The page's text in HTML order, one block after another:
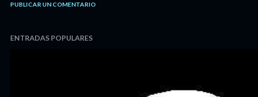
PUBLICAR UN COMENTARIO
ENTRADAS POPULARES